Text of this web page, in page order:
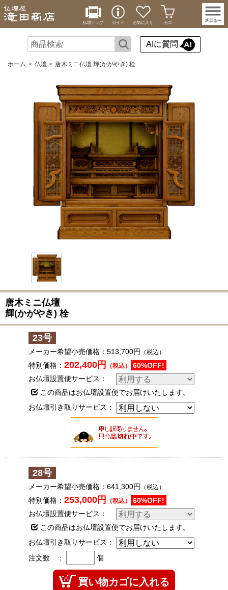
仏壇トップ ガイド お気に入り カゴ
AIに質問
ホーム 仏壇 唐木ミニ仏壇 輝(かがやき) 栓
唐木ミニ仏壇
輝(かがやき) 栓
23号
メーカー希望小売価格： 513,700円 （税込）
特別価格： 202,400円 （税込）
60%OFF!
お仏壇設置便サービス：
この商品はお仏壇設置便でお届けいたします。
お仏壇引き取りサービス：
28号
メーカー希望小売価格： 641,300円 （税込）
特別価格： 253,000円 （税込）
60%OFF!
お仏壇設置便サービス：
この商品はお仏壇設置便でお届けいたします。
お仏壇引き取りサービス：
注文数 ：
個